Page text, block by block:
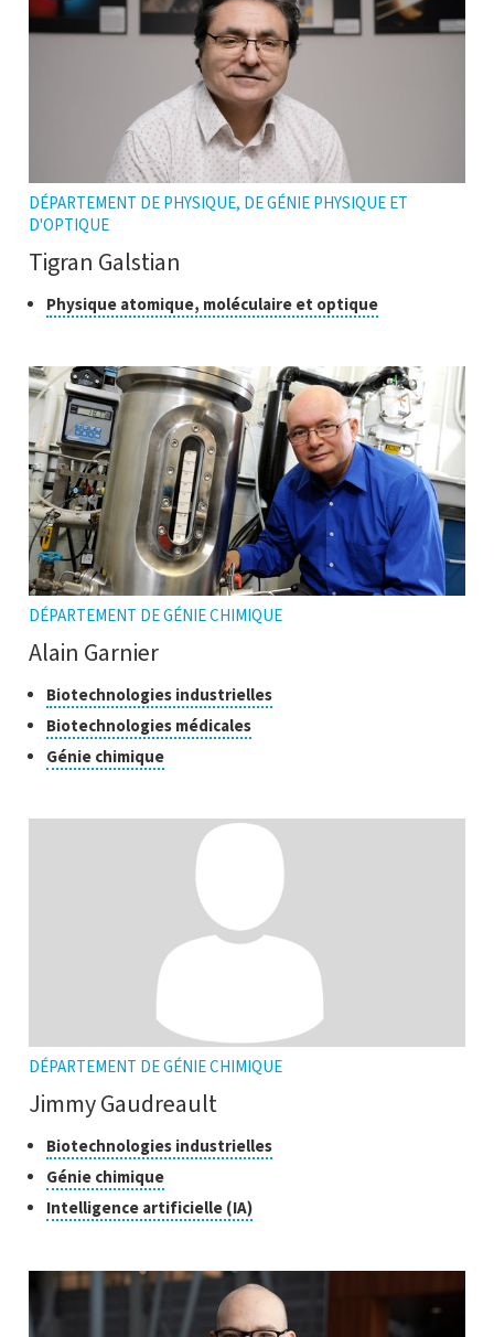
DÉPARTEMENT DE PHYSIQUE, DE GÉNIE PHYSIQUE ET
D'OPTIQUE
Tigran Galstian
Classe
Physique atomique, moléculaire et optiqueCliquer
pour
l'infobulle
DÉPARTEMENT DE GÉNIE CHIMIQUE
Alain Garnier
Classes
de
recherche
Biotechnologies industriellesCliquer
pour
Biotechnologies médicalesCliquer
pour
Génie chimiqueCliquer
pour
l'infobulle
DÉPARTEMENT DE GÉNIE CHIMIQUE
Jimmy Gaudreault
Classes
de
recherche
Biotechnologies industriellesCliquer
Génie chimiqueCliquer
pour
ouvrir
Intelligence artificielle (IA)Cliquer
l'infobulle